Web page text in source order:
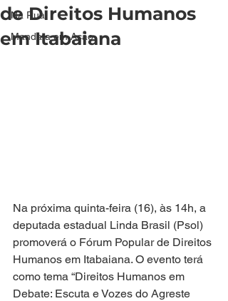
Na Rua
Mandata em Ação
de Direitos Humanos
em Itabaiana
Na próxima quinta-feira (16), às 14h, a
deputada estadual Linda Brasil (Psol)
promoverá o Fórum Popular de Direitos
Humanos em Itabaiana. O evento terá
como tema “Direitos Humanos em
Debate: Escuta e Vozes do Agreste